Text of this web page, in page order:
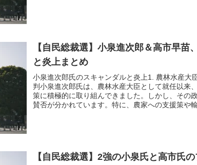
【自民総裁選】小泉進次郎＆高市早苗
と炎上まとめ
小泉進次郎氏のスキャンダルと炎上1. 農林水産大
判小泉進次郎氏は、農林水産大臣として就任以来
策に積極的に取り組んできました。しかし、その
賛否が分かれています。特に、農家への支援策や輸
【自民総裁選】2強の小泉氏と高市氏